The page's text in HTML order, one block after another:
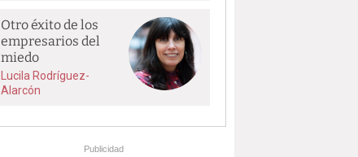
Otro éxito de los
empresarios del
miedo
Lucila Rodríguez-
Alarcón
Publicidad